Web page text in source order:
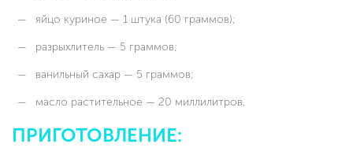
яйцо куриное — 1 штука (60 граммов);
разрыхлитель — 5 граммов;
ванильный сахар — 5 граммов;
масло растительное — 20 миллилитров.
ПРИГОТОВЛЕНИЕ: